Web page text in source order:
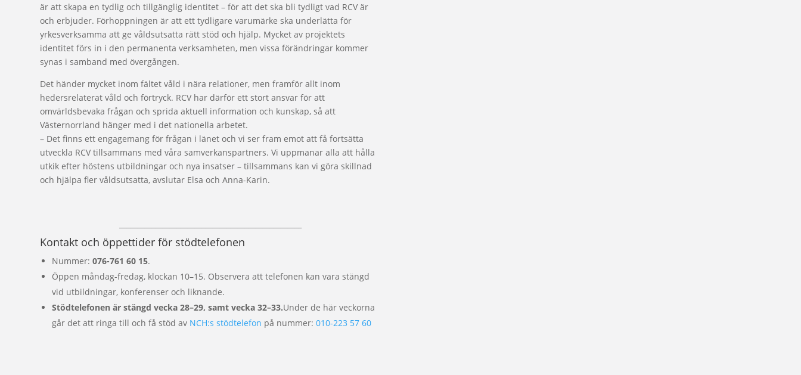
är att skapa en tydlig och tillgänglig identitet – för att det ska bli tydligt vad RCV är
och erbjuder. Förhoppningen är att ett tydligare varumärke ska underlätta för
yrkesverksamma att ge våldsutsatta rätt stöd och hjälp. Mycket av projektets
identitet förs in i den permanenta verksamheten, men vissa förändringar kommer
synas i samband med övergången.
Det händer mycket inom fältet våld i nära relationer, men framför allt inom
hedersrelaterat våld och förtryck. RCV har därför ett stort ansvar för att
omvärldsbevaka frågan och sprida aktuell information och kunskap, så att
Västernorrland hänger med i det nationella arbetet.
– Det finns ett engagemang för frågan i länet och vi ser fram emot att få fortsätta
utveckla RCV tillsammans med våra samverkanspartners. Vi uppmanar alla att hålla
utkik efter höstens utbildningar och nya insatser – tillsammans kan vi göra skillnad
och hjälpa fler våldsutsatta, avslutar Elsa och Anna-Karin.
Kontakt och öppettider för stödtelefonen
Nummer:076-761 60 15.
Öppen måndag-fredag, klockan 10–15. Observera att telefonen kan vara stängd
vid utbildningar, konferenser och liknande.
Stödtelefonen är stängd vecka 28–29, samt vecka 32–33.Under de här veckorna
går det att ringa till och få stöd av NCH:s stödtelefon på nummer:010-223 57 60